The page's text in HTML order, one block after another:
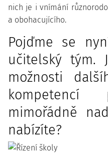
nich je i vnímání
a obohacujícího.
Pojďme se
učitelský tým.
možnosti
mimořádně
nabízíte?